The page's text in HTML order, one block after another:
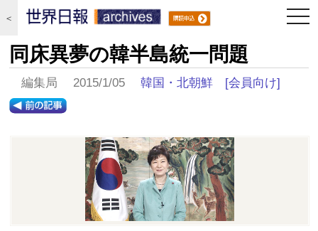
＜
同床異夢の韓半島統一問題
編集局 2015/1/05韓国・北朝鮮 [会員向け]